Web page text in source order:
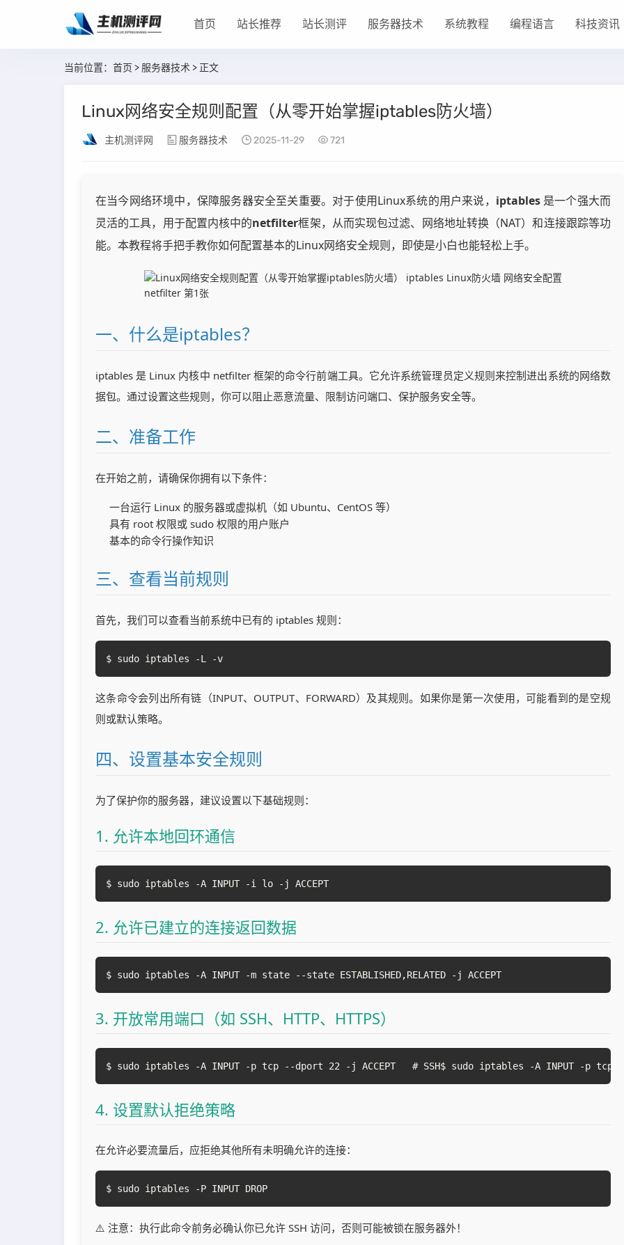
首页 站长推荐 站长测评 服务器技术 系统教程 编程语言 科技资讯
当前位置： 首页 > 服务器技术 > 正文
Linux网络安全规则配置（从零开始掌握iptables防火墙）
主机测评网 服务器技术 2025-11-29 721
在当今网络环境中，保障服务器安全至关重要。对于使用Linux系统的用户来说， iptables是一个强大而
灵活的工具，用于配置内核中的netfilter框架，从而实现包过滤、网络地址转换（NAT）和连接跟踪等功
能。本教程将手把手教你如何配置基本的Linux网络安全规则，即使是小白也能轻松上手。
一、什么是iptables？
iptables 是 Linux 内核中 netfilter 框架的命令行前端工具。它允许系统管理员定义规则来控制进出系统的网络数
据包。通过设置这些规则，你可以阻止恶意流量、限制访问端口、保护服务安全等。
二、准备工作
在开始之前，请确保你拥有以下条件：
一台运行 Linux 的服务器或虚拟机（如 Ubuntu、CentOS 等）
具有 root 权限或 sudo 权限的用户账户
基本的命令行操作知识
三、查看当前规则
首先，我们可以查看当前系统中已有的 iptables 规则：
$ sudo iptables -L -v
这条命令会列出所有链（INPUT、OUTPUT、FORWARD）及其规则。如果你是第一次使用，可能看到的是空规
则或默认策略。
四、设置基本安全规则
为了保护你的服务器，建议设置以下基础规则：
1. 允许本地回环通信
$ sudo iptables -A INPUT -i lo -j ACCEPT
2. 允许已建立的连接返回数据
$ sudo iptables -A INPUT -m state --state ESTABLISHED,RELATED -j ACCEPT
3. 开放常用端口（如 SSH、HTTP、HTTPS）
$ sudo iptables -A INPUT -p tcp --dport 22 -j ACCEPT   # SSH$ sudo iptables -A INPUT -p tcp
4. 设置默认拒绝策略
在允许必要流量后，应拒绝其他所有未明确允许的连接：
$ sudo iptables -P INPUT DROP
⚠️ 注意：执行此命令前务必确认你已允许 SSH 访问，否则可能被锁在服务器外！